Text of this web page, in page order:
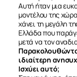
Αυτή ήταν μια
μοντέλου της
χάνει τη μεγάλη
Ελλάδα που
μετά να τον
ιδιαίτερη
Ισχύει αυτό;